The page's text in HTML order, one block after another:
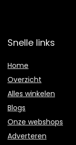
Snelle links
Home
Overzicht
Alles winkelen
Blogs
Onze webshops
Adverteren